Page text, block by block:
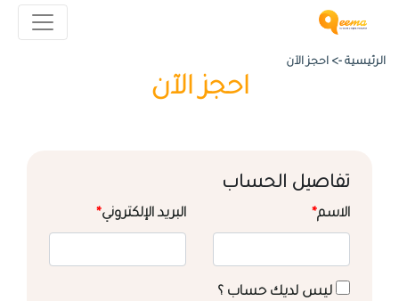
الرئيسية -> احجز الآن
احجز الآن
تفاصيل الحساب
الاسم* البريد الإلكتروني*
ليس لديك حساب ؟